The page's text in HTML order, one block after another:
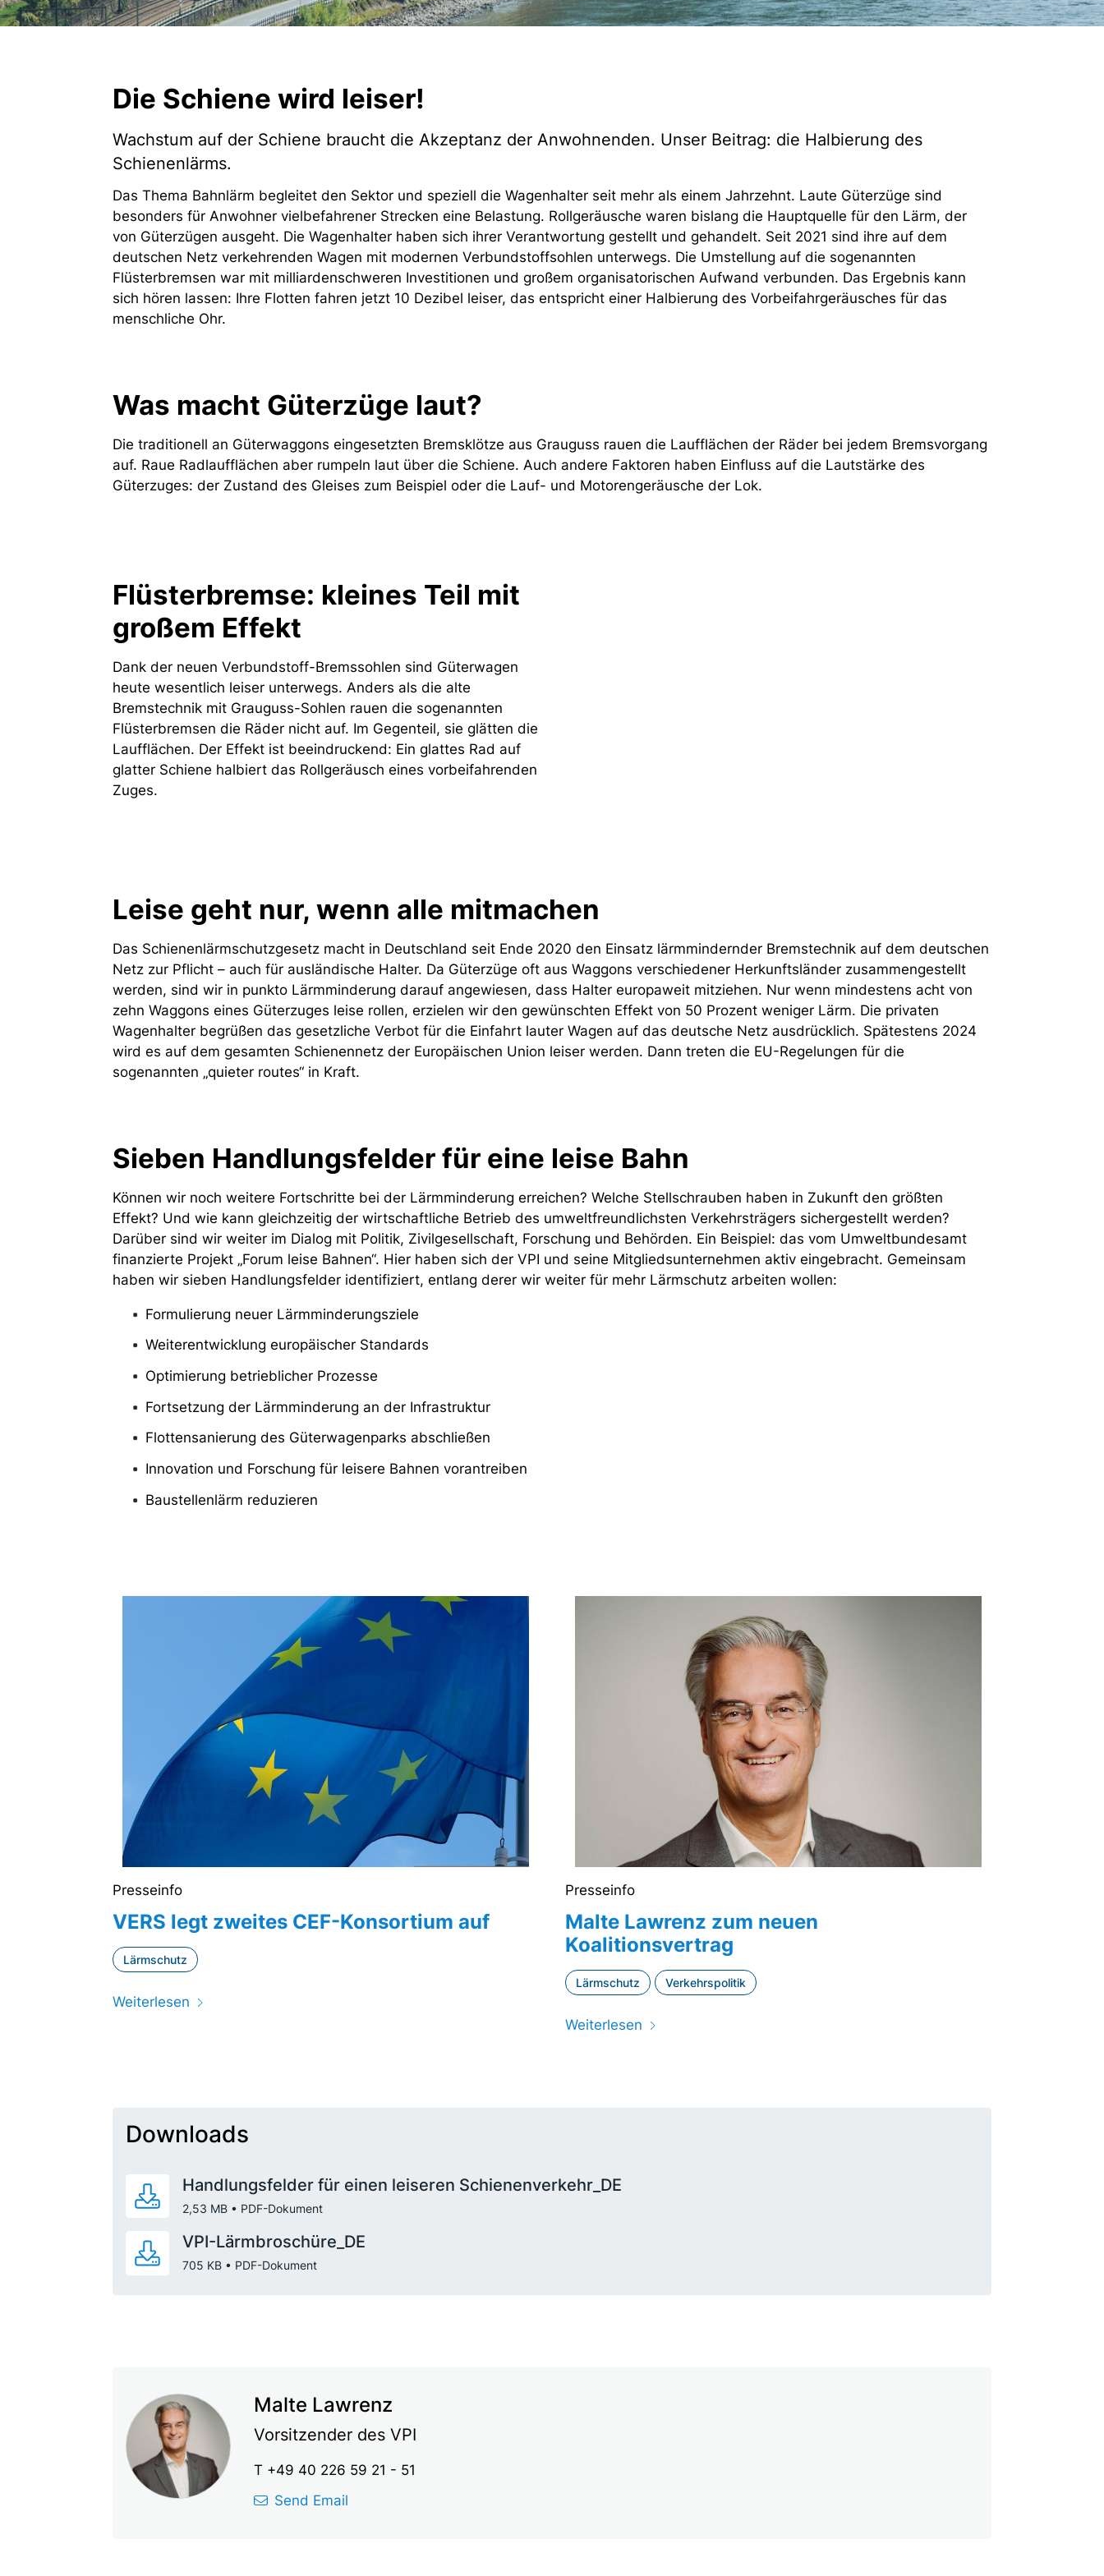
Die Schiene wird leiser!
Wachstum auf der Schiene braucht die Akzeptanz der Anwohnenden. Unser Beitrag: die Halbierung des
Schienenlärms.
Das Thema Bahnlärm begleitet den Sektor und speziell die Wagenhalter seit mehr als einem Jahrzehnt. Laute Güterzüge sind
besonders für Anwohner vielbefahrener Strecken eine Belastung. Rollgeräusche waren bislang die Hauptquelle für den Lärm, der
von Güterzügen ausgeht. Die Wagenhalter haben sich ihrer Verantwortung gestellt und gehandelt. Seit 2021 sind ihre auf dem
deutschen Netz verkehrenden Wagen mit modernen Verbundstoffsohlen unterwegs. Die Umstellung auf die sogenannten
Flüsterbremsen war mit milliardenschweren Investitionen und großem organisatorischen Aufwand verbunden. Das Ergebnis kann
sich hören lassen: Ihre Flotten fahren jetzt 10 Dezibel leiser, das entspricht einer Halbierung des Vorbeifahrgeräusches für das
menschliche Ohr.
Was macht Güterzüge laut?
Die traditionell an Güterwaggons eingesetzten Bremsklötze aus Grauguss rauen die Laufflächen der Räder bei jedem Bremsvorgang
auf. Raue Radlaufflächen aber rumpeln laut über die Schiene. Auch andere Faktoren haben Einfluss auf die Lautstärke des
Güterzuges: der Zustand des Gleises zum Beispiel oder die Lauf- und Motorengeräusche der Lok.
Flüsterbremse: kleines Teil mit
großem Effekt
Dank der neuen Verbundstoff-Bremssohlen sind Güterwagen
heute wesentlich leiser unterwegs. Anders als die alte
Bremstechnik mit Grauguss-Sohlen rauen die sogenannten
Flüsterbremsen die Räder nicht auf. Im Gegenteil, sie glätten die
Laufflächen. Der Effekt ist beeindruckend: Ein glattes Rad auf
glatter Schiene halbiert das Rollgeräusch eines vorbeifahrenden
Zuges.
Leise geht nur, wenn alle mitmachen
Das Schienenlärmschutzgesetz macht in Deutschland seit Ende 2020 den Einsatz lärmmindernder Bremstechnik auf dem deutschen
Netz zur Pflicht – auch für ausländische Halter. Da Güterzüge oft aus Waggons verschiedener Herkunftsländer zusammengestellt
werden, sind wir in punkto Lärmminderung darauf angewiesen, dass Halter europaweit mitziehen. Nur wenn mindestens acht von
zehn Waggons eines Güterzuges leise rollen, erzielen wir den gewünschten Effekt von 50 Prozent weniger Lärm. Die privaten
Wagenhalter begrüßen das gesetzliche Verbot für die Einfahrt lauter Wagen auf das deutsche Netz ausdrücklich. Spätestens 2024
wird es auf dem gesamten Schienennetz der Europäischen Union leiser werden. Dann treten die EU-Regelungen für die
sogenannten „quieter routes“ in Kraft.
Sieben Handlungsfelder für eine leise Bahn
Können wir noch weitere Fortschritte bei der Lärmminderung erreichen? Welche Stellschrauben haben in Zukunft den größten
Effekt? Und wie kann gleichzeitig der wirtschaftliche Betrieb des umweltfreundlichsten Verkehrsträgers sichergestellt werden?
Darüber sind wir weiter im Dialog mit Politik, Zivilgesellschaft, Forschung und Behörden. Ein Beispiel: das vom Umweltbundesamt
finanzierte Projekt „Forum leise Bahnen“. Hier haben sich der VPI und seine Mitgliedsunternehmen aktiv eingebracht. Gemeinsam
haben wir sieben Handlungsfelder identifiziert, entlang derer wir weiter für mehr Lärmschutz arbeiten wollen:
Formulierung neuer Lärmminderungsziele
Weiterentwicklung europäischer Standards
Optimierung betrieblicher Prozesse
Fortsetzung der Lärmminderung an der Infrastruktur
Flottensanierung des Güterwagenparks abschließen
Innovation und Forschung für leisere Bahnen vorantreiben
Baustellenlärm reduzieren
Presseinfo
VERS legt zweites CEF-Konsortium auf
Lärmschutz
Weiterlesen
Presseinfo
Malte Lawrenz zum neuen
Koalitionsvertrag
Lärmschutz Verkehrspolitik
Weiterlesen
Downloads
Handlungsfelder für einen leiseren Schienenverkehr_DE
2,53 MB ,• PDF-Dokument
VPI-Lärmbroschüre_DE
705 KB ,• PDF-Dokument
Malte Lawrenz
Vorsitzender des VPI
T +49 40 226 59 21 - 51
Send Email